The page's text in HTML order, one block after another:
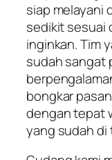
siap melayani
sedikit sesuai
inginkan. Tim
sudah sangat
bongkar
dengan tepat
yang sudah di